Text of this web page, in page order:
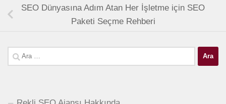
SEO Dünyasına Adım Atan Her İşletme için SEO
Paketi Seçme Rehberi
Arama: